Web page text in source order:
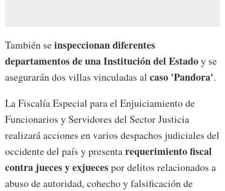
También seinspeccionan diferentes
departamentos de una Institución del Estadoy se
asegurarán dos villas vinculadas al caso 'Pandora'.
La Fiscalía Especial para el Enjuiciamiento de
Funcionarios y Servidores del Sector Justicia
realizará acciones en varios despachos judiciales del
occidente del país y presentarequerimiento fiscal
contra jueces y exjuecespor delitos relacionados a
abuso de autoridad, cohecho y falsificación de